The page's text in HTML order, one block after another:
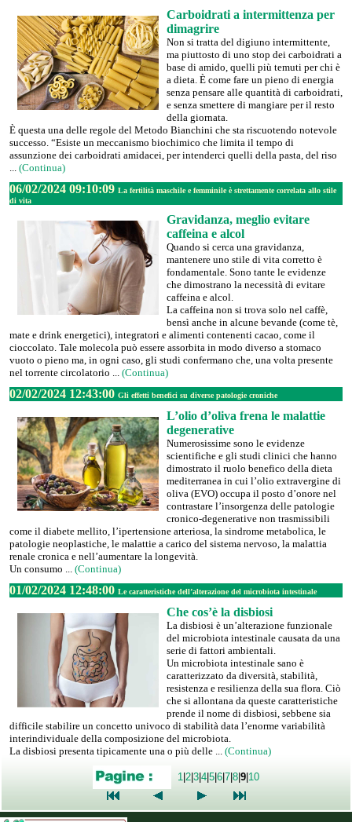
Carboidrati a intermittenza per
dimagrire
Non si tratta del digiuno intermittente,
ma piuttosto di uno stop dei carboidrati a
base di amido, quelli più temuti per chi è
a dieta. È come fare un pieno di energia
senza pensare alle quantità di carboidrati,
e senza smettere di mangiare per il resto
della giornata.
È questa una delle regole del Metodo Bianchini che sta riscuotendo notevole
successo. “Esiste un meccanismo biochimico che limita il tempo di
assunzione dei carboidrati amidacei, per intenderci quelli della pasta, del riso
... (Continua)
06/02/2024 09:10:09 La fertilità maschile e femminile è strettamente correlata allo stile
di vita
Gravidanza, meglio evitare
caffeina e alcol
Quando si cerca una gravidanza,
mantenere uno stile di vita corretto è
fondamentale. Sono tante le evidenze
che dimostrano la necessità di evitare
caffeina e alcol.
La caffeina non si trova solo nel caffè,
bensì anche in alcune bevande (come tè,
mate e drink energetici), integratori e alimenti contenenti cacao, come il
cioccolato. Tale molecola può essere assorbita in modo diverso a stomaco
vuoto o pieno ma, in ogni caso, gli studi confermano che, una volta presente
nel torrente circolatorio ... (Continua)
02/02/2024 12:43:00 Gli effetti benefici su diverse patologie croniche
L’olio d’oliva frena le malattie
degenerative
Numerosissime sono le evidenze
scientifiche e gli studi clinici che hanno
dimostrato il ruolo benefico della dieta
mediterranea in cui l’olio extravergine di
oliva (EVO) occupa il posto d’onore nel
contrastare l’insorgenza delle patologie
cronico-degenerative non trasmissibili
come il diabete mellito, l’ipertensione arteriosa, la sindrome metabolica, le
patologie neoplastiche, le malattie a carico del sistema nervoso, la malattia
renale cronica e nell’aumentare la longevità.
Un consumo ... (Continua)
01/02/2024 12:48:00 Le caratteristiche dell’alterazione del microbiota intestinale
Che cos’è la disbiosi
La disbiosi è un’alterazione funzionale
del microbiota intestinale causata da una
serie di fattori ambientali.
Un microbiota intestinale sano è
caratterizzato da diversità, stabilità,
resistenza e resilienza della sua flora. Ciò
che si allontana da queste caratteristiche
prende il nome di disbiosi, sebbene sia
difficile stabilire un concetto univoco di stabilità data l’enorme variabilità
interindividuale della composizione del microbiota.
La disbiosi presenta tipicamente una o più delle ... (Continua)
1 |2|3|4|5|6|7|8|9|10